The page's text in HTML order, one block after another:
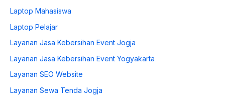
Laptop Mahasiswa
Laptop Pelajar
Layanan Jasa Kebersihan Event Jogja
Layanan Jasa Kebersihan Event Yogyakarta
Layanan SEO Website
Layanan Sewa Tenda Jogja